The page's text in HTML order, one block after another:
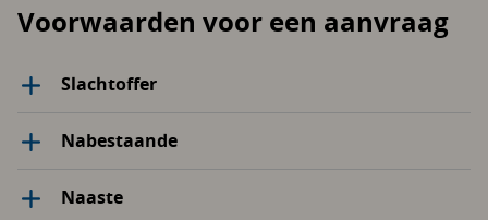
Voorwaarden voor een aanvraag
Slachtoffer
Nabestaande
Naaste